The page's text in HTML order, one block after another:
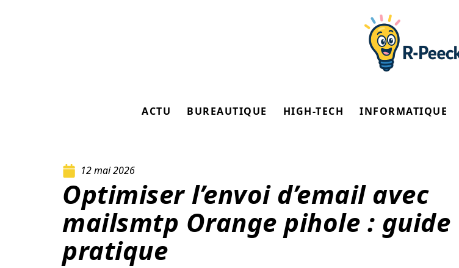
ACTU BUREAUTIQUE HIGH-TECH INFORMATIQUE
12 mai 2026
Optimiser l’envoi d’email avec
mailsmtp Orange pihole : guide
pratique